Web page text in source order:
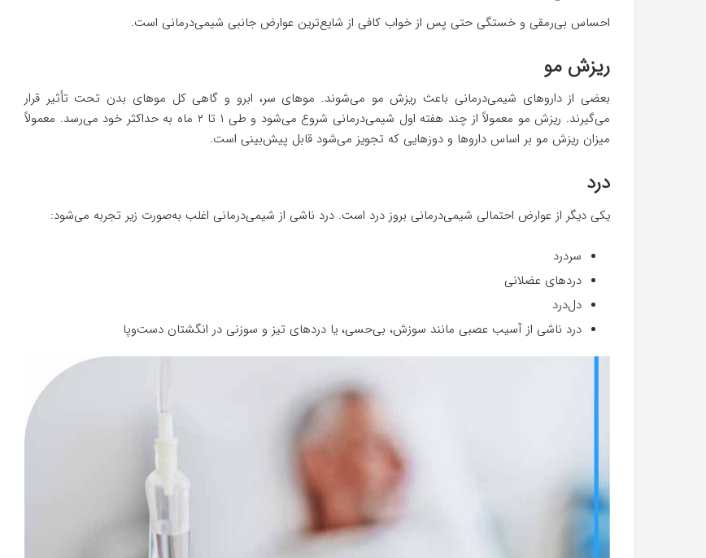
احساس بی‌رمقی و خستگی حتی پس از خواب کافی از شایع‌ترین عوارض جانبی شیمی‌درمانی است.
ریزش مو
بعضی از داروهای شیمی‌درمانی باعث ریزش مو می‌شوند. موهای سر، ابرو و گاهی کل موهای بدن تحت تأثیر قرار
می‌گیرند. ریزش مو معمولاً از چند هفته اول شیمی‌درمانی شروع می‌شود و طی ۱ تا ۲ ماه به حداکثر خود می‌رسد. معمولاً
میزان ریزش مو بر اساس داروها و دوزهایی که تجویز می‌شود قابل پیش‌بینی است.
درد
یکی دیگر از عوارض احتمالی شیمی‌درمانی بروز درد است. درد ناشی از شیمی‌درمانی اغلب به‌صورت زیر تجربه می‌شود:
سردرد
دردهای عضلانی
دل‌درد
درد ناشی از آسیب عصبی مانند سوزش، بی‌حسی، یا دردهای تیز و سوزنی در انگشتان دست‌وپا